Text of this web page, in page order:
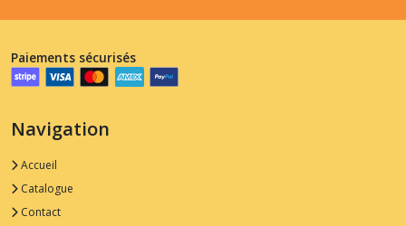
Paiements sécurisés
Navigation
Accueil
Catalogue
Contact